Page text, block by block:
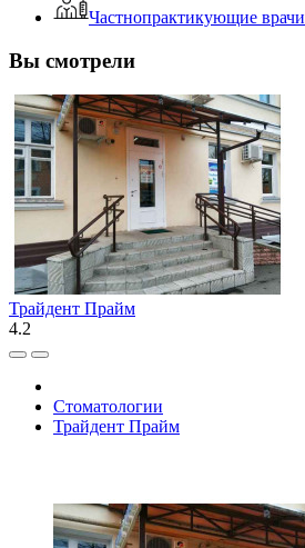
Частнопрактикующие врачи
Вы смотрели
Трайдент Прайм
4.2
Стоматологии
Трайдент Прайм